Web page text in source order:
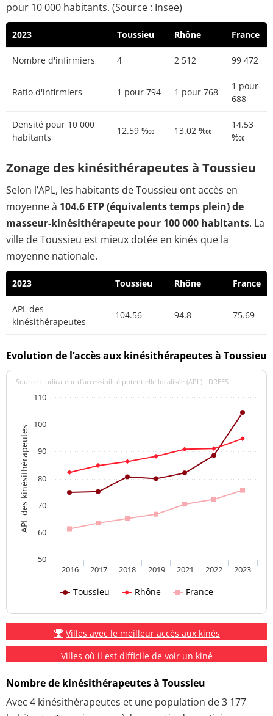
pour 10 000 habitants. (Source : Insee)
2023 Toussieu Rhône France
Nombre d'infirmiers 4 2 512 99 472
Ratio d'infirmiers 1 pour 794 1 pour 768
1 pour
688
Densité pour 10 000
habitants
12.59 ‱ 13.02 ‱
14.53
‱
Zonage des kinésithérapeutes à Toussieu
Selon l’APL, les habitants de Toussieu ont accès en
moyenne à 104.6 ETP (équivalents temps plein) de
masseur-kinésithérapeute pour 100 000 habitants. La
ville de Toussieu est mieux dotée en kinés que la
moyenne nationale.
2023 Toussieu Rhône France
APL des
kinésithérapeutes
104.56 94.8 75.69
Evolution de l’accès aux kinésithérapeutes à Toussieu
APL des kinésithérapeutes
Source : indicateur d’accessibilité potentielle localisée (APL) - DREES
Toussieu Rhône France
2016 2017 2018 2019 2021 2022 2023
50
60
70
80
90
100
110
Villes avec le meilleur accès aux kinés
Villes où il est difficile de voir un kiné
Nombre de kinésithérapeutes à Toussieu
Avec 4 kinésithérapeutes et une population de 3 177